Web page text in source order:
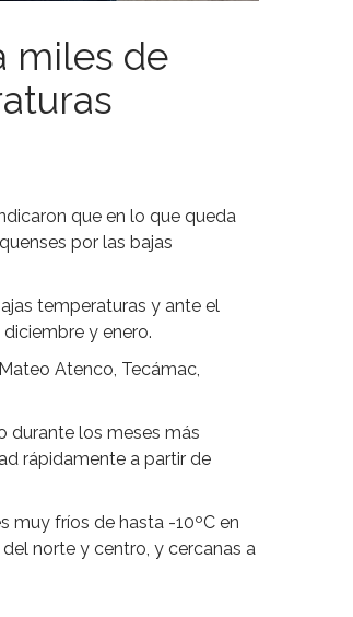
miles de
que en lo que queda
por las bajas
temperaturas y ante el
y enero.
Atenco, Tecámac,
durante los meses más
rápidamente a partir de
muy fríos de hasta -10ºC en
norte y centro, y cercanas a